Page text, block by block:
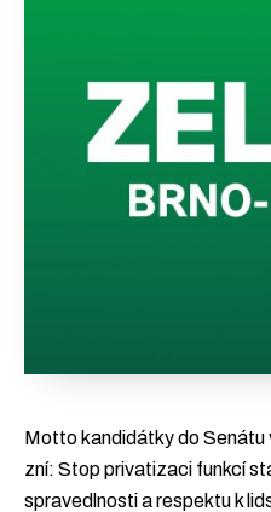
Motto kandidátky do
zní: Stop privatizaci funkcí
spravedlnosti a respektu k